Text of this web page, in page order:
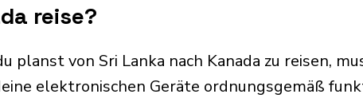
reise?
planst von Sri Lanka nach Kanada zu reisen,
elektronischen Geräte ordnungsgemäß